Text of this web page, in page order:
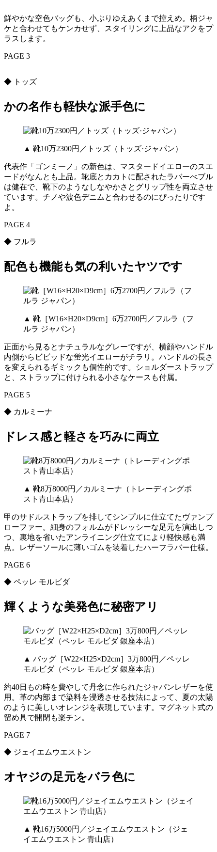
鮮やかな空色バッグも、小ぶりゆえあくまで控えめ。柄ジャ
ケと合わせてもケンカせず、スタイリングに上品なアクをプ
ラスします。
PAGE 3
◆ トッズ
かの名作も軽快な派手色に
▲ 靴10万2300円／トッズ（トッズ·ジャパン）
代表作「ゴンミーノ」の新色は、マスタードイエローのスエ
ードがなんとも上品。靴底とカカトに配されたラバーべブル
は健在で、靴下のようなしなやかさとグリップ性を両立させ
ています。チノや波色デニムと合わせるのにぴったりです
よ。
PAGE 4
◆ フルラ
配色も機能も気の利いたヤツです
▲ 靴［W16×H20×D9cm］6万2700円／フルラ（フ
ルラ ジャパン）
正面から見るとナチュラルなグレーですが、横顔やハンドル
内側からビビッドな蛍光イエローがチラリ。ハンドルの長さ
を変えられるギミックも個性的です。ショルダーストラップ
と、ストラップに付けられる小さなケースも付属。
PAGE 5
◆ カルミーナ
ドレス感と軽さを巧みに両立
▲ 靴8万8000円／カルミーナ（トレーディングポ
スト青山本店）
甲のサドルストラップを排してシンプルに仕立てたヴァンプ
ローファー。細身のフォルムがドレッシーな足元を演出しつ
つ、裏地を省いたアンライニング仕立てにより軽快感も満
点。レザーソールに薄いゴムを装着したハーフラバー仕様。
PAGE 6
◆ ペッレ モルビダ
輝くような美発色に秘密アリ
▲ バッグ［W22×H25×D2cm］3万800円／ペッレ
モルビダ（ペッレ モルビダ 銀座本店）
約40日もの時を費やして丹念に作られたジャパンレザーを使
用。革の内部まで染料を浸透させる技法によって、夏の太陽
のように美しいオレンジを表現しています。マグネット式の
留め具で開閉も楽チン。
PAGE 7
◆ ジェイエムウエストン
オヤジの足元をバラ色に
▲ 靴16万5000円／ジェイエムウエストン（ジェ
イエムウエストン 青山店）